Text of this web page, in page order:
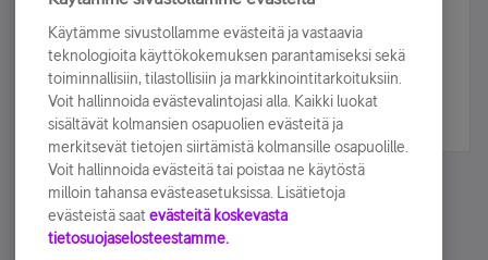
sähköpostiisi.
Tilaa nyt
Käytämme sivustollamme evästeitä ja vastaavia
teknologioita käyttökokemuksen parantamiseksi sekä
toiminnallisiin, tilastollisiin ja markkinointitarkoituksiin.
Voit hallinnoida evästevalintojasi alla. Kaikki luokat
sisältävät kolmansien osapuolien evästeitä ja
merkitsevät tietojen siirtämistä kolmansille osapuolille.
Voit hallinnoida evästeitä tai poistaa ne käytöstä
milloin tahansa evästeasetuksissa. Lisätietoja
evästeistä saat evästeitä koskevasta
tietosuojaselosteestamme.